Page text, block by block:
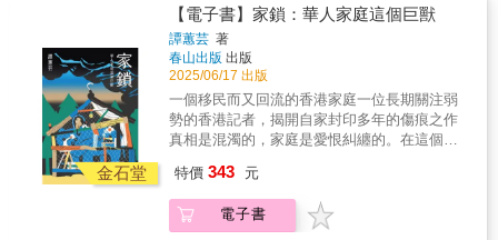
開」。●文件不存在：更嚴重的情況是「刻意不
製作或消滅官方文件」。●公共資源私有化：公
共設施（如圖書館、公園）成為特定企業獲利
工具。●民間委託黑箱化：偽裝外包、利益輸
送，地方政府監督失能。日向?嗣認為「黑塗文
書」象徵了行政體系中「制度化的隱匿與無感
覺的服從」。之所以大量出現，不是因為官員
根據制度條文辦事、認為遮蔽是正確的防衛行
為。因此，塗黑官方文件的人並不認為自己有
錯，在他們看來，這只是依法行政、避免風
出發，很多旁枝末節就不必太計較了！⋯⋯民
主不是一個人的事，而是眾人之事。我們需要
的不是英雄，而是一群願意往前走的公民。」
——明道大學退休校長陳世雄（摘自書中訪
談）2025年1月，台灣爆發近代民主歷史上最大
規模的罷免浪潮，從立法院的法案對抗、朝小
野大的憲政僵局，延燒至全台街頭。這場政治
風暴不只發生在政黨間，也在公民社會中迅速
蔓延：數十起罷免案同時展開，逾百萬人連署
最前線。這場運動是怎麼發生的？參與其中的
人都在想些什麼？百萬人同時行動的背後，究
金石堂
【電子書】家鎖：華人家庭這個巨獸
譚蕙芸 著
春山出版 出版
2025/06/17 出版
一個移民而又回流的香港家庭一位長期關注弱
勢的香港記者，揭開自家封印多年的傷痕之作
真相是混濁的，家庭是愛恨糾纏的。在這個私
不離不棄的照顧，像一個不願放棄愛貓的移民
者，我父母深信自己是最有能力照顧我哥的
人。我檢視和家人的互動紀錄，通訊中浮現的
特價 343 元
電子書